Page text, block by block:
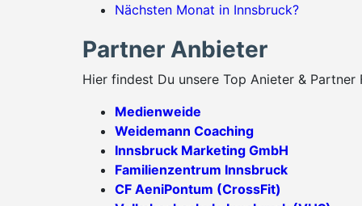
Nächsten Monat in Innsbruck?
Partner Anbieter
Hier findest Du unsere Top Anieter & Partner
Medienweide
Weidemann Coaching
Innsbruck Marketing GmbH
Familienzentrum Innsbruck
CF AeniPontum (CrossFit)